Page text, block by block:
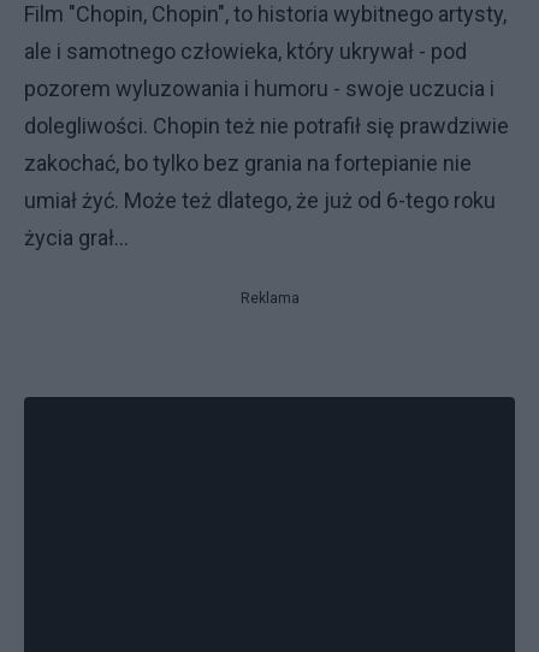
Film "Chopin, Chopin", to historia wybitnego artysty,
ale i samotnego człowieka, który ukrywał - pod
pozorem wyluzowania i humoru - swoje uczucia i
dolegliwości. Chopin też nie potrafił się prawdziwie
zakochać, bo tylko bez grania na fortepianie nie
umiał żyć. Może też dlatego, że już od 6-tego roku
życia grał...
Reklama